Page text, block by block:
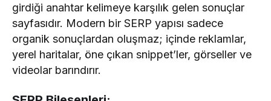
girdiği anahtar kelimeye karşılık gelen sonuçlar
sayfasıdır. Modern bir SERP yapısı sadece
organik sonuçlardan oluşmaz; içinde reklamlar,
yerel haritalar, öne çıkan snippet’ler, görseller ve
videolar barındırır.